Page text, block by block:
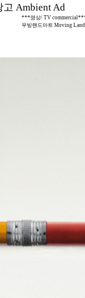
Ambient Ad
***영상/ TV
무빙랜드아트 Moving